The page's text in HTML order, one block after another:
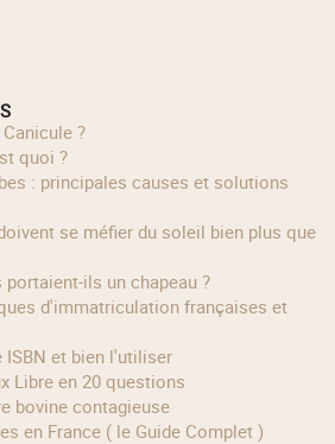
Canicule ?
quoi ?
portaient‑ils un chapeau ?
ISBN et bien l'utiliser
Libre en 20 questions
bovine contagieuse
en France ( le Guide Complet )